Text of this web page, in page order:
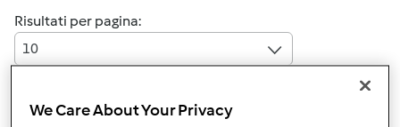
Risultati per pagina:
10
We Care About Your Privacy